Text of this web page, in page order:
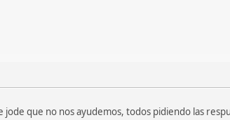
que no nos ayudemos, todos pidiendo las